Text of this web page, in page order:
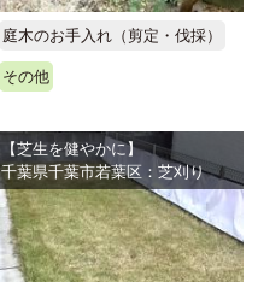
庭木のお手入れ（剪定・伐採）
その他
【芝生を健やかに】
千葉県千葉市若葉区：芝刈り